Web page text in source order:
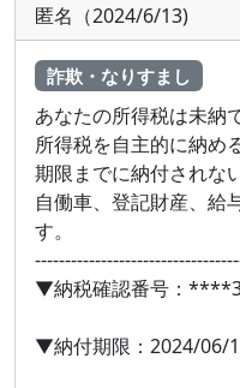
匿名（2024/6/13)
詐欺・なりすまし
あなたの所得税は未納
所得税を自主的に納め
期限までに納付されな
自働車、登記財産、給
す。
▼納税確認番号：
▼納付期限：2024/06/